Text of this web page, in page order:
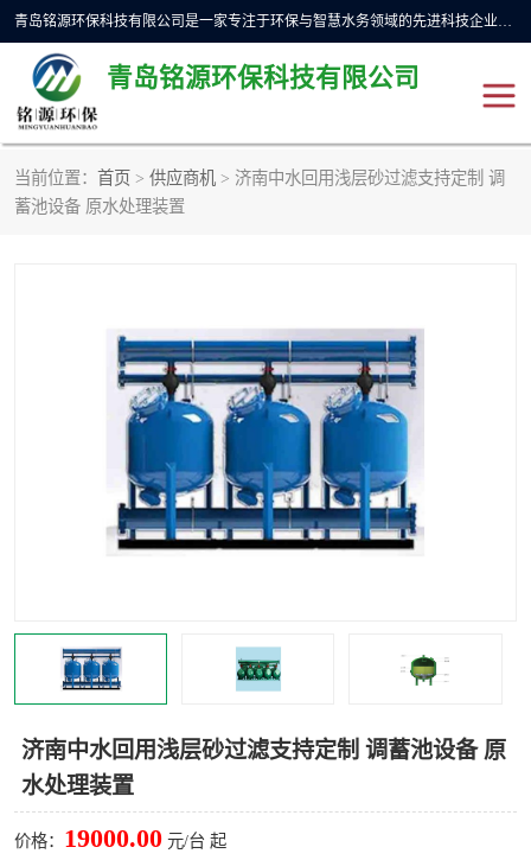
青岛铭源环保科技有限公司是一家专注于环保与智慧水务领域的先进科技企业，公司专注于云智能一体化预制泵站、水务循环利用、海绵城市、云智慧水务开发及新型环保技术研发等领域。铭源环保以为客户提供优质产品、专业技术服务为己任。为客户提供量身定制方案，提供多种配置方案满足实际使用要求。严控供货周期，并提供高标准后期维护。以环保为己任，视质量如生命，以技术做先导，靠诚信赢客户。
青岛铭源环保科技有限公司
当前位置： 首页 > 供应商机 > 济南中水回用浅层砂过滤支持定制 调
蓄池设备 原水处理装置
济南中水回用浅层砂过滤支持定制 调蓄池设备 原
水处理装置
价格： 19000.00 元/台 起
一体化HMPP泵站
加压泵房/灌溉泵房 一体化预制泵站
不锈钢浮筒阀 真空冲洗装置
雨水收集回用装置 门式冲洗装置
智能一体化灌溉泵房 一体化污水处理泵房
一体化泵闸
真空冲洗设备
水平自清洗格栅